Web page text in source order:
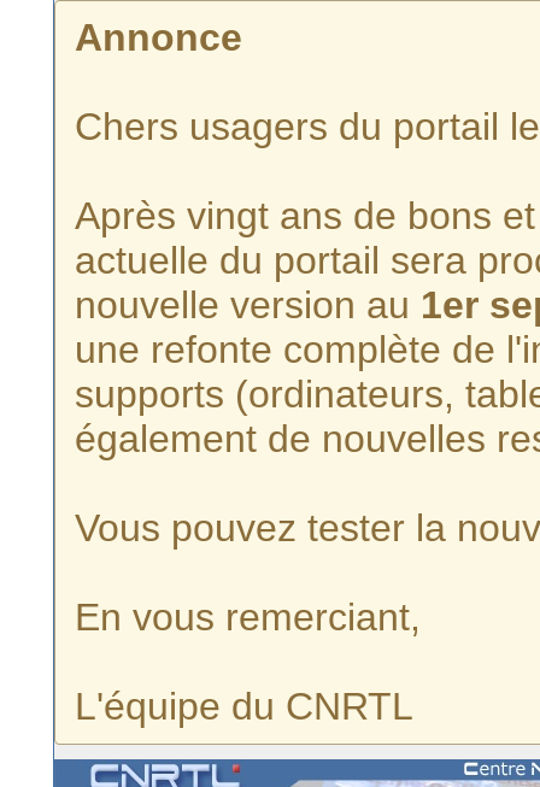
Annonce
Chers usagers du portail
Après vingt ans de bons
actuelle du portail sera
nouvelle version au 1er
une refonte complète de
supports (ordinateurs,
également de nouvelles
Vous pouvez tester la
En vous remerciant,
L'équipe du CNRTL